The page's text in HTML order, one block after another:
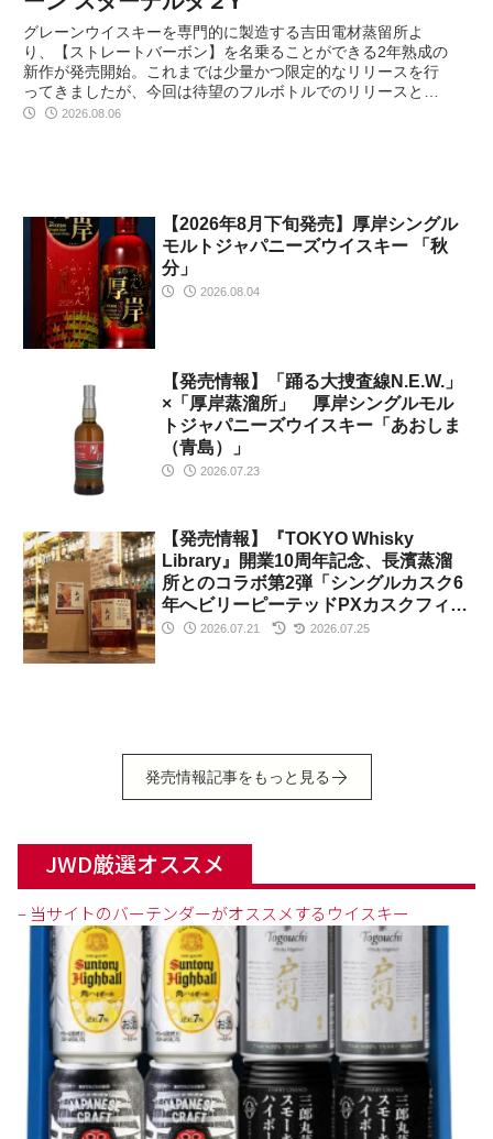
グレーンウイスキーを専門的に製造する吉田電材蒸留所よ
り、【ストレートバーボン】を名乗ることができる2年熟成の
新作が発売開始。これまでは少量かつ限定的なリリースを行
ってきましたが、今回は待望のフルボトルでのリリースとな
ります。新樽熟成で正にバーボンともいえる造り。どのよう
2026.08.06
【2026年8月下旬発売】厚岸シングル
モルトジャパニーズウイスキー 「秋
分」
2026.08.04
【発売情報】「踊る大捜査線N.E.W.」
×「厚岸蒸溜所」 厚岸シングルモル
トジャパニーズウイスキー「あおしま
（青島）」
2026.07.23
【発売情報】『TOKYO Whisky
Library』開業10周年記念、長濱蒸溜
所とのコラボ第2弾「シングルカスク6
年へビリーピーテッドPXカスクフィニ
ッシュ」を数量限定発売
2026.07.21 2026.07.25
発売情報記事をもっと見る
JWD厳選オススメ
– 当サイトのバーテンダーがオススメするウイスキー